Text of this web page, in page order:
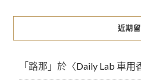
近期
「路那 」於〈Daily Lab 車用